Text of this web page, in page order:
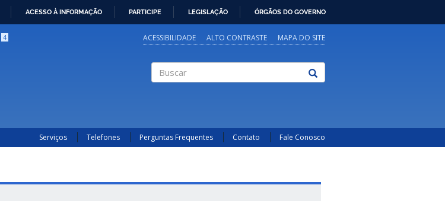
ACESSO À INFORMAÇÃO PARTICIPE LEGISLAÇÃO ÓRGÃOS DO GOVERNO
4 ACESSIBILIDADE ALTO CONTRASTE MAPA DO SITE
Serviços Telefones Perguntas Frequentes Contato Fale Conosco